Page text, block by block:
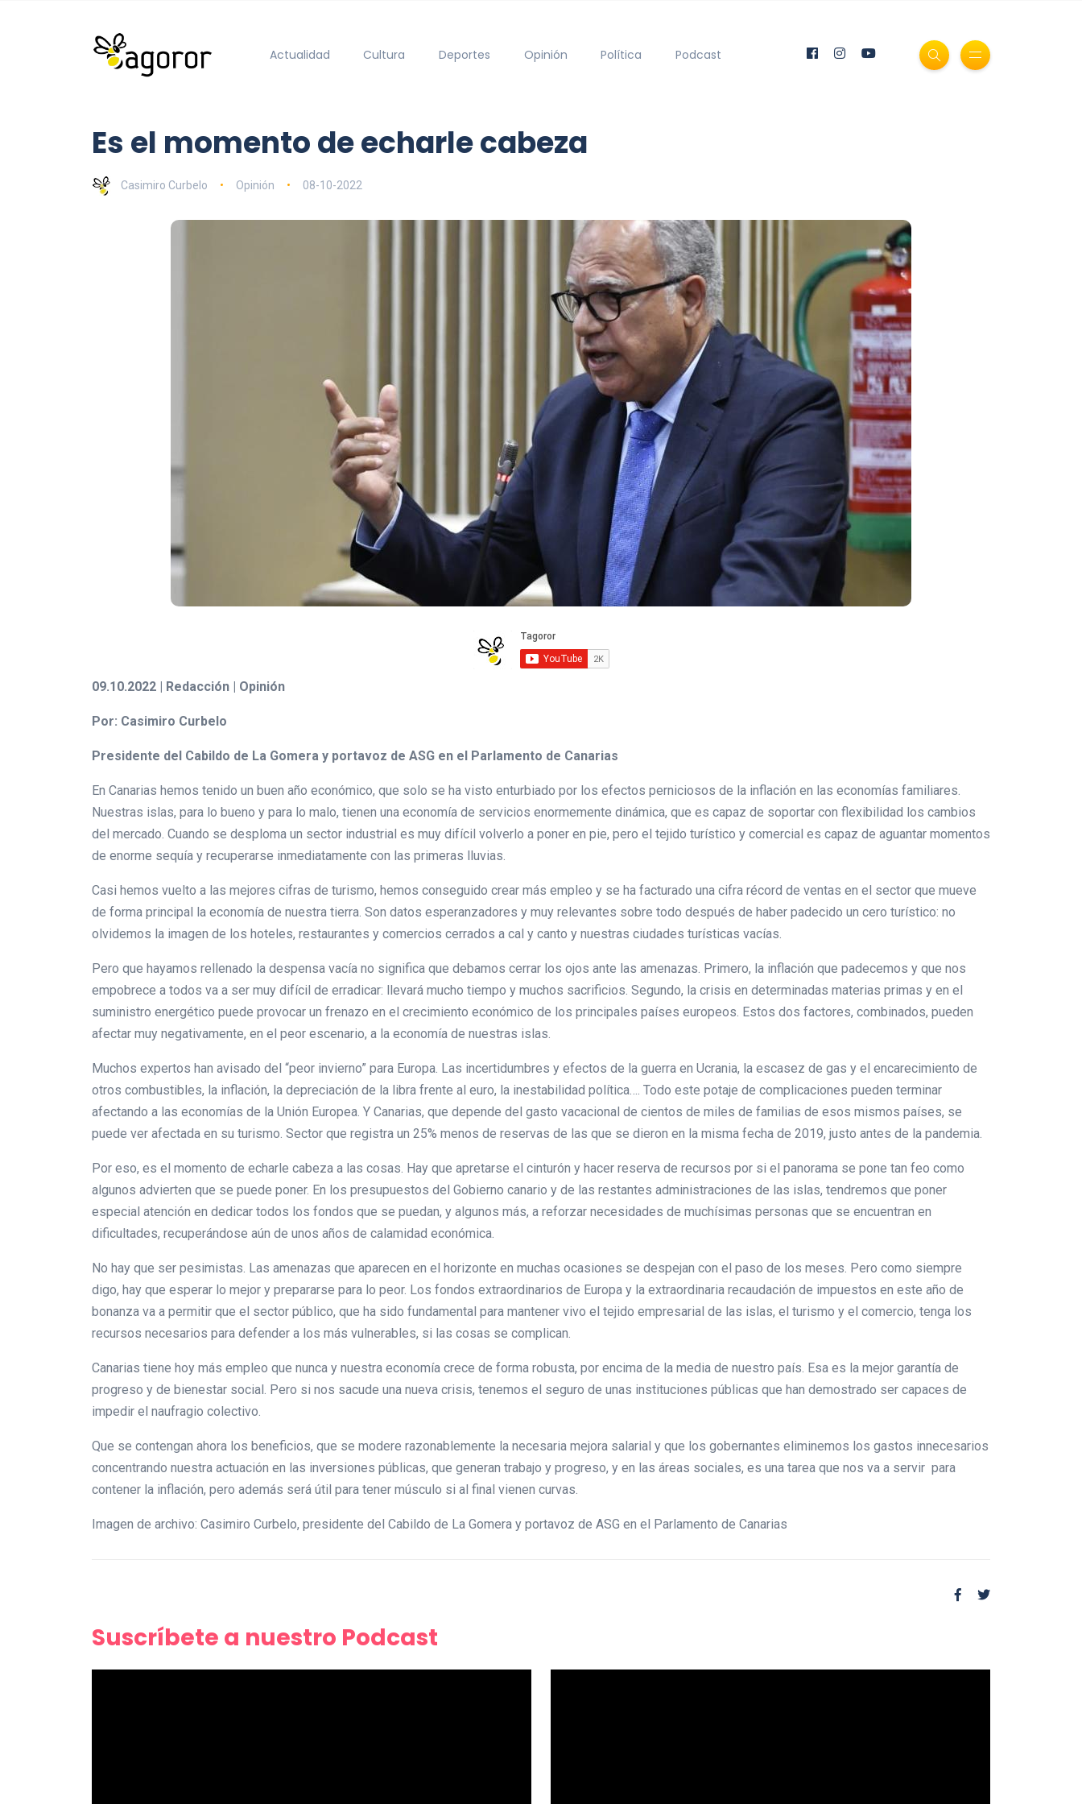
Actualidad Cultura Deportes Opinión Política Podcast
Es el momento de echarle cabeza
Casimiro Curbelo Opinión 08-10-2022
09.10.2022 | Redacción | Opinión
Por: Casimiro Curbelo
Presidente del Cabildo de La Gomera y portavoz de ASG en el Parlamento de Canarias
En Canarias hemos tenido un buen año económico, que solo se ha visto enturbiado por los efectos perniciosos de la inflación en las economías familiares.
Nuestras islas, para lo bueno y para lo malo, tienen una economía de servicios enormemente dinámica, que es capaz de soportar con flexibilidad los cambios
del mercado. Cuando se desploma un sector industrial es muy difícil volverlo a poner en pie, pero el tejido turístico y comercial es capaz de aguantar momentos
de enorme sequía y recuperarse inmediatamente con las primeras lluvias.
Casi hemos vuelto a las mejores cifras de turismo, hemos conseguido crear más empleo y se ha facturado una cifra récord de ventas en el sector que mueve
de forma principal la economía de nuestra tierra. Son datos esperanzadores y muy relevantes sobre todo después de haber padecido un cero turístico: no
olvidemos la imagen de los hoteles, restaurantes y comercios cerrados a cal y canto y nuestras ciudades turísticas vacías.
Pero que hayamos rellenado la despensa vacía no significa que debamos cerrar los ojos ante las amenazas. Primero, la inflación que padecemos y que nos
empobrece a todos va a ser muy difícil de erradicar: llevará mucho tiempo y muchos sacrificios. Segundo, la crisis en determinadas materias primas y en el
suministro energético puede provocar un frenazo en el crecimiento económico de los principales países europeos. Estos dos factores, combinados, pueden
afectar muy negativamente, en el peor escenario, a la economía de nuestras islas.
Muchos expertos han avisado del “peor invierno” para Europa. Las incertidumbres y efectos de la guerra en Ucrania, la escasez de gas y el encarecimiento de
otros combustibles, la inflación, la depreciación de la libra frente al euro, la inestabilidad política…. Todo este potaje de complicaciones pueden terminar
afectando a las economías de la Unión Europea. Y Canarias, que depende del gasto vacacional de cientos de miles de familias de esos mismos países, se
puede ver afectada en su turismo. Sector que registra un 25% menos de reservas de las que se dieron en la misma fecha de 2019, justo antes de la pandemia.
Por eso, es el momento de echarle cabeza a las cosas. Hay que apretarse el cinturón y hacer reserva de recursos por si el panorama se pone tan feo como
algunos advierten que se puede poner. En los presupuestos del Gobierno canario y de las restantes administraciones de las islas, tendremos que poner
especial atención en dedicar todos los fondos que se puedan, y algunos más, a reforzar necesidades de muchísimas personas que se encuentran en
dificultades, recuperándose aún de unos años de calamidad económica.
No hay que ser pesimistas. Las amenazas que aparecen en el horizonte en muchas ocasiones se despejan con el paso de los meses. Pero como siempre
digo, hay que esperar lo mejor y prepararse para lo peor. Los fondos extraordinarios de Europa y la extraordinaria recaudación de impuestos en este año de
bonanza va a permitir que el sector público, que ha sido fundamental para mantener vivo el tejido empresarial de las islas, el turismo y el comercio, tenga los
recursos necesarios para defender a los más vulnerables, si las cosas se complican.
Canarias tiene hoy más empleo que nunca y nuestra economía crece de forma robusta, por encima de la media de nuestro país. Esa es la mejor garantía de
progreso y de bienestar social. Pero si nos sacude una nueva crisis, tenemos el seguro de unas instituciones públicas que han demostrado ser capaces de
impedir el naufragio colectivo.
Que se contengan ahora los beneficios, que se modere razonablemente la necesaria mejora salarial y que los gobernantes eliminemos los gastos innecesarios
concentrando nuestra actuación en las inversiones públicas, que generan trabajo y progreso, y en las áreas sociales, es una tarea que nos va a servir para
contener la inflación, pero además será útil para tener músculo si al final vienen curvas.
Imagen de archivo: Casimiro Curbelo, presidente del Cabildo de La Gomera y portavoz de ASG en el Parlamento de Canarias
Suscríbete a nuestro Podcast